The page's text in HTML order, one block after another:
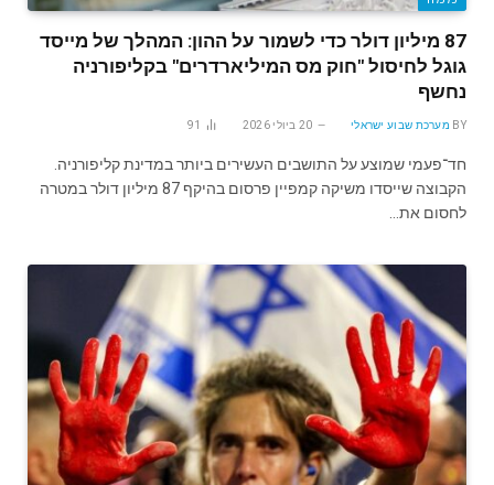
87 מיליון דולר כדי לשמור על ההון: המהלך של מייסד
גוגל לחיסול "חוק מס המיליארדרים" בקליפורניה
נחשף
BY מערכת שבוע ישראלי 20 ביולי 2026 91
חד־פעמי שמוצע על התושבים העשירים ביותר במדינת קליפורניה.
הקבוצה שייסדו משיקה קמפיין פרסום בהיקף 87 מיליון דולר במטרה
לחסום את…